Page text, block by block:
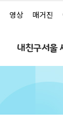
영상 매거진
내친구서울